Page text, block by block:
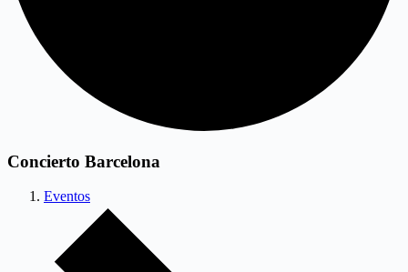
Concierto Barcelona
Eventos